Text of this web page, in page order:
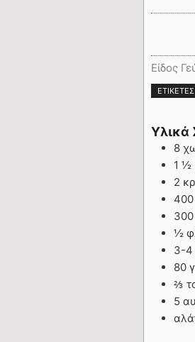
Είδος
ΕΤΙΚΈΤΕΣ
Υλικά
8
1 ½
2
400
300
½
3-4
80
⅔
5